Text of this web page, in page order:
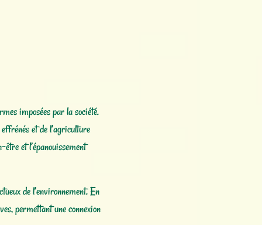
imposées par la société.
et de l’agriculture
et l’épanouissement
de l’environnement. En
permettant une connexion